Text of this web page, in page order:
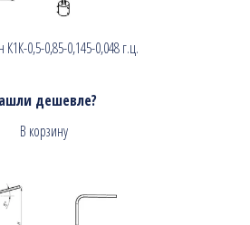
0,5-0,85-0,145-0,048 г.ц.
дешевле?
В корзину